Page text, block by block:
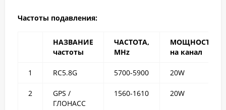
Частоты подавления:
НАЗВАНИЕ
частоты
ЧАСТОТА,
MHz
МОЩНОСТЬ
на канал
1 RC5.8G 5700-5900 20W
2
GPS /
ГЛОНАСС
1560-1610 20W